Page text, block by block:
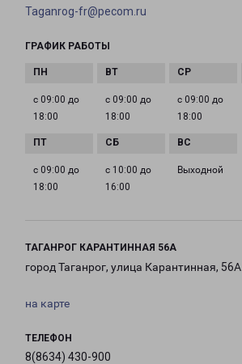
Taganrog-fr@pecom.ru
ГРАФИК РАБОТЫ
с 09:00 до
18:00
с 09:00 до
18:00
с 09:00 до
18:00
с 09:00 до
18:00
с 10:00 до
16:00
Выходной
ТАГАНРОГ КАРАНТИННАЯ 56А
город Таганрог, улица Карантинная, 56А
на карте
ТЕЛЕФОН
8(8634) 430-900